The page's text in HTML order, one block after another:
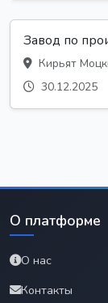
Завод по
Кирьят
30.12.2025
О платформе
О нас
Контакты